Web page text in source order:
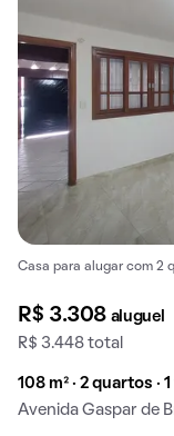
Casa para alugar com 2
R$ 3.308 aluguel
R$ 3.448 total
108 m² · 2 quartos ·
Avenida Gaspar de